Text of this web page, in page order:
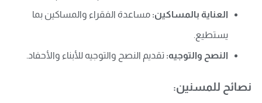
العناية بالمساكين: مساعدة الفقراء والمساكين بما
يستطيع.
النصح والتوجيه: تقديم النصح والتوجيه للأبناء والأحفاد.
نصائح للمسنين: